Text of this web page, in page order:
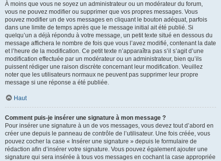
À moins que vous ne soyez un administrateur ou un modérateur du forum,
vous ne pouvez modifier ou supprimer que vos propres messages. Vous
pouvez modifier un de vos messages en cliquant le bouton adéquat, parfois
dans une limite de temps après que le message initial ait été publié. Si
quelqu’un a déjà répondu à votre message, un petit texte situé en dessous du
message affichera le nombre de fois que vous l’avez modifié, contenant la date
et l’heure de la modification. Ce petit texte n’apparaîtra pas s’il s’agit d’une
modification effectuée par un modérateur ou un administrateur, bien qu’ils
puissent rédiger une raison discrète concernant leur modification. Veuillez
noter que les utilisateurs normaux ne peuvent pas supprimer leur propre
message si une réponse a été publiée.
Haut
Comment puis-je insérer une signature à mon message ?
Pour insérer une signature à un de vos messages, vous devez tout d’abord en
créer une depuis le panneau de contrôle de l’utilisateur. Une fois créée, vous
pouvez cocher la case « Insérer une signature » depuis le formulaire de
rédaction afin d’insérer votre signature. Vous pouvez également ajouter une
signature qui sera insérée à tous vos messages en cochant la case appropriée